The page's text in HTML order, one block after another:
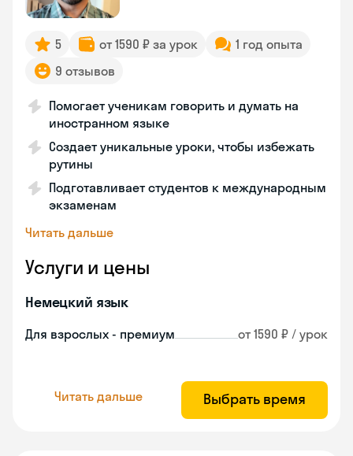
5 от 1590 ₽ за урок
1 год опыта
9 отзывов
Помогает ученикам говорить и думать на
иностранном языке
Создает уникальные уроки, чтобы избежать
рутины
Подготавливает студентов к международным
экзаменам
Читать дальше
Услуги и цены
Немецкий язык
Для взрослых - премиум от 1590 ₽ / урок
Читать дальше Выбрать время